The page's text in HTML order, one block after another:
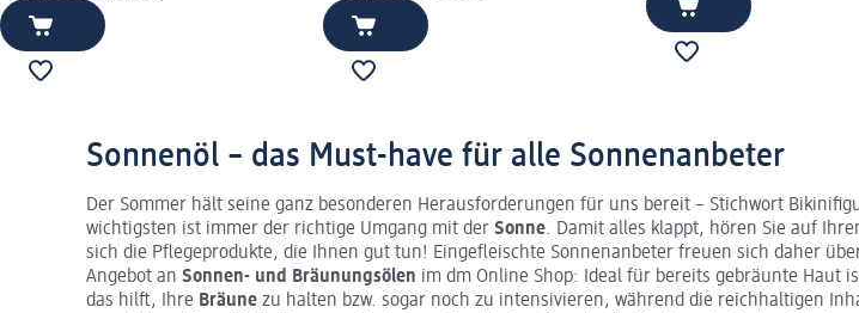
Sonnenöl – das Must-have für alle Sonnenanbeter
Der Sommer hält seine ganz besonderen Herausforderungen für uns bereit – Stichwort
wichtigsten ist immer der richtige Umgang mit der Sonne. Damit alles klappt, hören Sie auf
sich die Pflegeprodukte, die Ihnen gut tun! Eingefleischte Sonnenanbeter freuen sich daher
Angebot an Sonnen- und Bräunungsölen im dm Online Shop: Ideal für bereits gebräunte Haut
das hilft, Ihre Bräune zu halten bzw. sogar noch zu intensivieren, während die reichhaltigen